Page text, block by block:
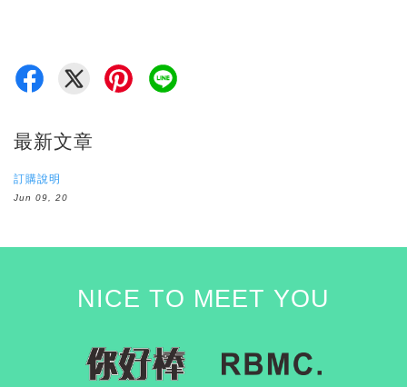
最新文章
訂購說明
Jun 09, 20
NICE TO MEET YOU